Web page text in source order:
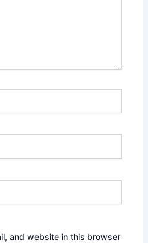
and website in this browser